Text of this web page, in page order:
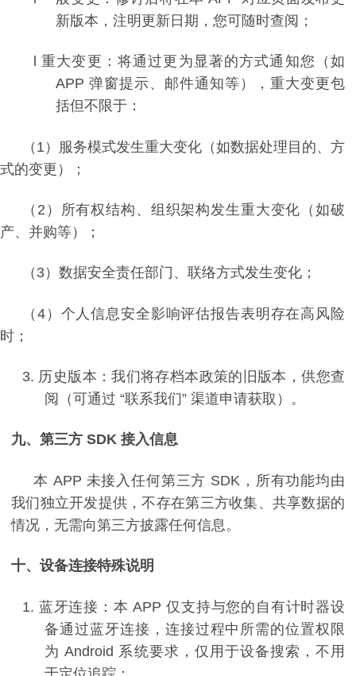
新版本，注明更新日期，您可随时查阅；
l重大变更：将通过更为显著的方式通知您（如
APP 弹窗提示、邮件通知等），重大变更包
括但不限于：
（1） 服务模式发生重大变化（如数据处理目的、方
式的变更）；
（2）
所有权结构、组织架构发生重大变化（如破
产、并购等）；
（3） 数据安全责任部门、联络方式发生变化；
（4） 个人信息安全影响评估报告表明存在高风险
时；
3. 历史版本：我们将存档本政策的旧版本，供您查
阅（可通过 “联系我们”渠道申请获取）。
九、第三方 SDK 接入信息
本 APP 未接入任何第三方 SDK ，所有功能均由
我们独立开发提供，不存在第三方收集、共享数据的
情况，无需向第三方披露任何信息。
十、设备连接特殊说明
1. 蓝牙连接：本 APP仅支持与您的自有计时器设
备通过蓝牙连接，连接过程中所需的位置权限
为Android 系统要求，仅用于设备搜索，不用